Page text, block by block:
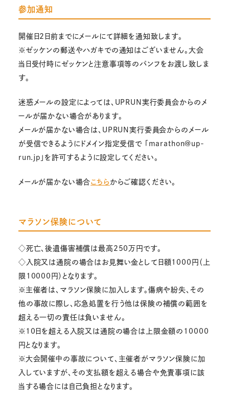
参加通知
開催日2日前までにメールにて詳細を通知致します。
※ゼッケンの郵送やハガキでの通知はございません。大会
当日受付時にゼッケンと注意事項等のパンフをお渡し致しま
す。
迷惑メールの設定によっては、UPRUN実行委員会からのメ
ールが届かない場合があります。
メールが届かない場合は、UPRUN実行委員会からのメール
が受信できるようにドメイン指定受信で 「marathon@up-
run.jp」を許可するように設定してください。
メールが届かない場合こちら からご確認ください。
マラソン保険について
◇死亡、後遺傷害補償は最高250万円です。
◇入院又は通院の場合はお見舞い金として日額1000円（上
限10000円）となります。
※主催者は、マラソン保険に加入します。傷病や紛失、その
他の事故に際し、応急処置を行う他は保険の補償の範囲を
超える一切の責任は負いません。
※10日を超える入院又は通院の場合は上限金額の10000
円となります。
※大会開催中の事故について、主催者がマラソン保険に加
入していますが、その支払額を超える場合や免責事項に該
当する場合には自己負担となります。